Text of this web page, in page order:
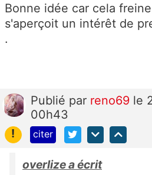
Bonne idée car cela
s'aperçoit un intérêt de
.
Publié par reno69 le
00h43
!
citer
overlize a écrit